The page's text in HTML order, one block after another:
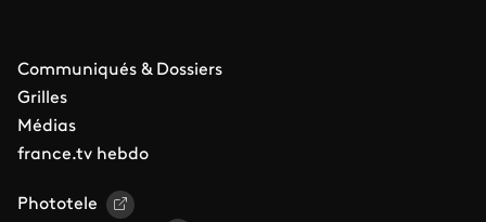
Communiqués & Dossiers
Grilles
Médias
france.tv hebdo
Phototele